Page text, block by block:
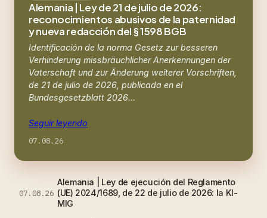
Alemania | Ley de 21 de julio de 2026:
reconocimientos abusivos de la paternidad
y nueva redacción del § 1598 BGB
Identificación de la norma Gesetz zur besseren
Verhinderung missbräuchlicher Anerkennungen der
Vaterschaft und zur Änderung weiterer Vorschriften,
de 21 de julio de 2026, publicada en el
Bundesgesetzblatt 2026…
Seguir leyendo
07.08.26
07.08.26
Alemania | Ley de ejecución del Reglamento
(UE) 2024/1689, de 22 de julio de 2026: la KI-
MIG